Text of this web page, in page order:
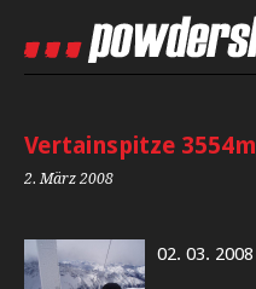
Vertainspitze 3554m
2. März 2008
02. 03. 2008